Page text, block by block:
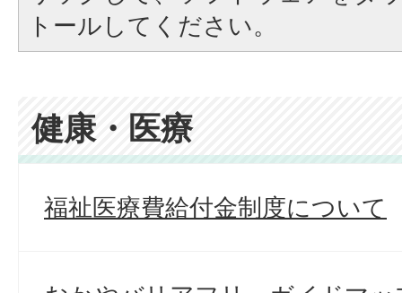
トールしてください。
健康・医療
福祉医療費給付金制度について